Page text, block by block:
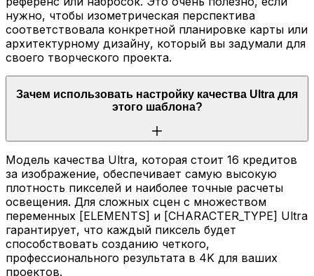
нужно, чтобы изометрическая перспектива
соответствовала конкретной планировке карты или
архитектурному дизайну, который вы задумали для
своего творческого проекта.
Зачем использовать настройку качества Ultra для
этого шаблона?
Модель качества Ultra, которая стоит 16 кредитов
за изображение, обеспечивает самую высокую
плотность пикселей и наиболее точные расчеты
освещения. Для сложных сцен с множеством
переменных [ELEMENTS] и [CHARACTER_TYPE] Ultra
гарантирует, что каждый пиксель будет
способствовать созданию четкого,
профессионального результата в 4K для ваших
проектов.